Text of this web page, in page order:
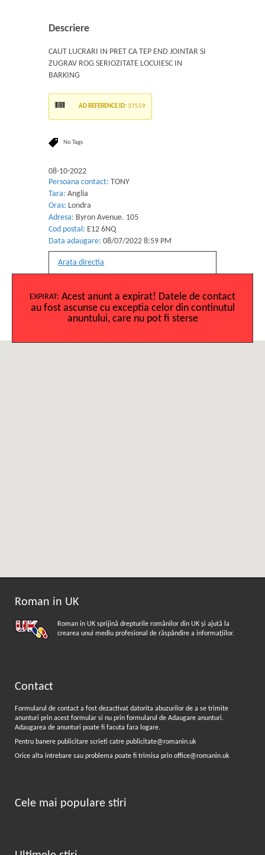
Descriere
CAUT LUCRARI IN PRET CA TEP END JOINTAR SI
ZUGRAV ROG SERIOZITATE LOCUIESC IN
BARKING
AD REFERENCE ID:37559
No Tags
08-10-2022
Persoana contact:TONY
Tara: Anglia
Oras: Londra
Adresa: Byron Avenue. 105
Cod postal: E12 6NQ
Data adaugare: 08/07/2022 8:59 PM
Arata directia
EXPIRAT: Acest anunt a expirat! Datele de contact
au fost ascunse cu exceptia celor din continutul
anuntului, care nu pot fi sterse
Roman in UK
Roman in UK sprijină drepturile românilor din UK şi ajută la
crearea unui mediu profesional de răspândire a informaţiilor.
Contact
Formularul de contact a fost dezactivat datorita abuzurilor de a se trimite
anunturi prin acest formular si nu prin formularul de Adaugare anunturi.
Adaugarea de anunturi poate fi facuta fara logare.
Pentru banere publicitare scrieti catre publicitate@romanin.uk
Orice alta intrebare sau problema poate fi trimisa prin office@romanin.uk
Cele mai populare stiri